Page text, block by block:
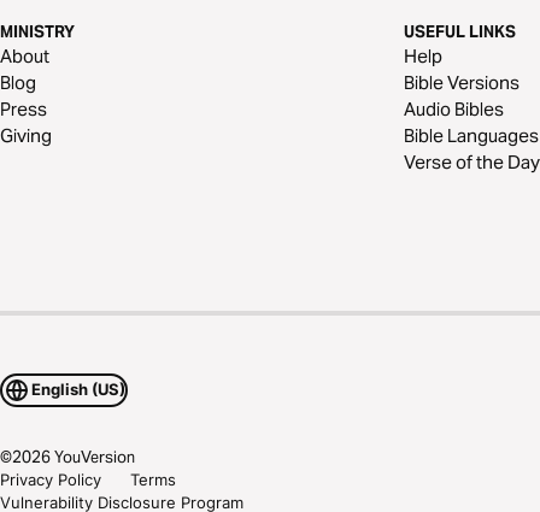
MINISTRY
About
Blog
Press
Giving
USEFUL LINKS
Help
Bible Versions
Audio Bibles
Bible Languages
Verse of the Day
English (US)
©2026YouVersion
Privacy Policy
Terms
Vulnerability Disclosure Program